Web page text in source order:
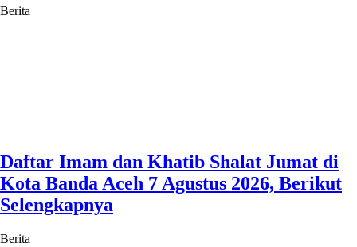
Berita
Daftar Imam dan Khatib Shalat Jumat di
Kota Banda Aceh 7 Agustus 2026, Berikut
Selengkapnya
Berita